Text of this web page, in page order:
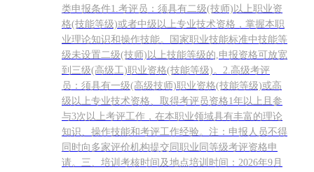
类申报条件1.考评员：须具有二级(技师)以上职业资
格(技能等级)或者中级以上专业技术资格，掌握本职
业理论知识和操作技能。国家职业技能标准中技能等
级未设置二级(技师)以上技能等级的,申报资格可放宽
到三级(高级工)职业资格(技能等级)。2.高级考评
员：须具有一级(高级技师)职业资格(技能等级)或高
级以上专业技术资格、取得考评员资格1年以上且参
与3次以上考评工作，在本职业领域具有丰富的理论
知识、操作技能和考评工作经验。注：申报人员不得
同时向多家评价机构提交同职业同等级考评资格申
请。三、培训考核时间及地点培训时间：2026年9月